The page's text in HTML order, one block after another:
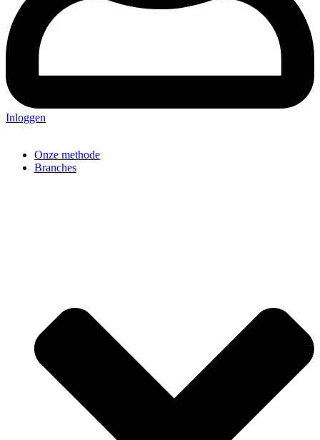
Inloggen
Onze methode
Branches